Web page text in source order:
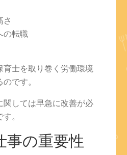
さ
の転職
育士を取り巻く労働環境
です。
関しては早急に改善が必
。
事の重要性